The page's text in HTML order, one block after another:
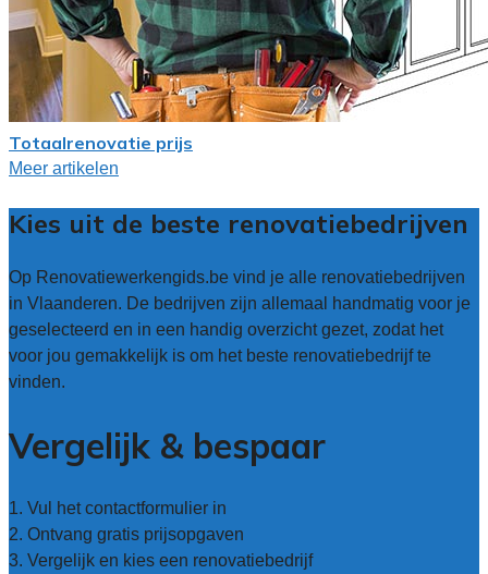
Totaalrenovatie prijs
Meer artikelen
Kies uit de beste renovatiebedrijven
Op Renovatiewerkengids.be vind je alle renovatiebedrijven
in Vlaanderen. De bedrijven zijn allemaal handmatig voor je
geselecteerd en in een handig overzicht gezet, zodat het
voor jou gemakkelijk is om het beste renovatiebedrijf te
vinden.
Vergelijk & bespaar
1. Vul het contactformulier in
2. Ontvang gratis prijsopgaven
3. Vergelijk en kies een renovatiebedrijf